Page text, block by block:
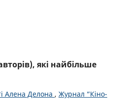
які найбільше
Алена Делона , Журнал “Кіно-